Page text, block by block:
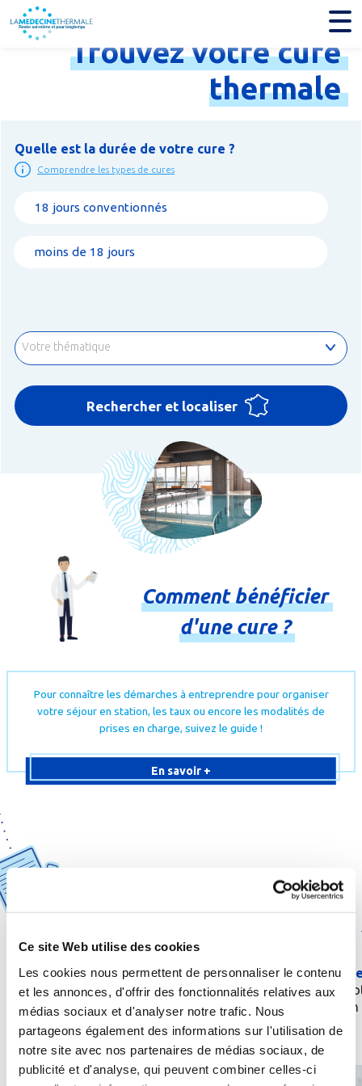
Ce site Web utilise des cookies
Les cookies nous permettent de personnaliser le contenu
et les annonces, d'offrir des fonctionnalités relatives aux
médias sociaux et d'analyser notre trafic. Nous
partageons également des informations sur l'utilisation de
notre site avec nos partenaires de médias sociaux, de
publicité et d'analyse, qui peuvent combiner celles-ci
Trouvezvotrecure
thermale
Quelle est la durée de votre cure ?
Comprendre les types de cures
18 jours conventionnés
moins de 18 jours
Votre thématique
Rechercher et localiser
Comment bénéficier
d'une cure ?
Pour connaître les démarches à entreprendre pour organiser
votre séjour en station, les taux ou encore les modalités de
prises en charge, suivez le guide !
En savoir +
la part de votre médecin
traitant ou d’un spécialiste
Envoyez une
prise en chargeà
caisse d’aﬃliation
Quellecurethermale